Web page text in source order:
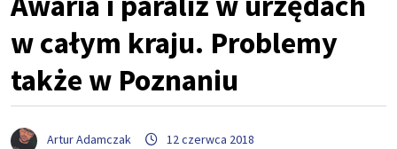
w całym kraju. Problemy
także w Poznaniu
Artur Adamczak 12 czerwca 2018